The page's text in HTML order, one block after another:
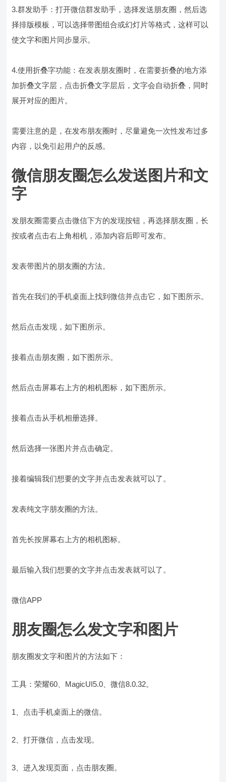
3.群发助手：打开微信群发助手，选择发送朋友圈，然后选
择排版模板，可以选择带图组合或幻灯片等格式，这样可以
使文字和图片同步显示。
4.使用折叠字功能：在发表朋友圈时，在需要折叠的地方添
加折叠文字层，点击折叠文字层后，文字会自动折叠，同时
展开对应的图片。
需要注意的是，在发布朋友圈时，尽量避免一次性发布过多
内容，以免引起用户的反感。
微信朋友圈怎么发送图片和文
字
发朋友圈需要点击微信下方的发现按钮，再选择朋友圈，长
按或者点击右上角相机，添加内容后即可发布。
发表带图片的朋友圈的方法。
首先在我们的手机桌面上找到微信并点击它，如下图所示。
然后点击发现，如下图所示。
接着点击朋友圈，如下图所示。
然后点击屏幕右上方的相机图标，如下图所示。
接着点击从手机相册选择。
然后选择一张图片并点击确定。
接着编辑我们想要的文字并点击发表就可以了。
发表纯文字朋友圈的方法。
首先长按屏幕右上方的相机图标。
最后输入我们想要的文字并点击发表就可以了。
微信APP
朋友圈怎么发文字和图片
朋友圈发文字和图片的方法如下：
工具：荣耀60、MagicUI5.0、微信8.0.32。
1、点击手机桌面上的微信。
2、打开微信，点击发现。
3、进入发现页面，点击朋友圈。